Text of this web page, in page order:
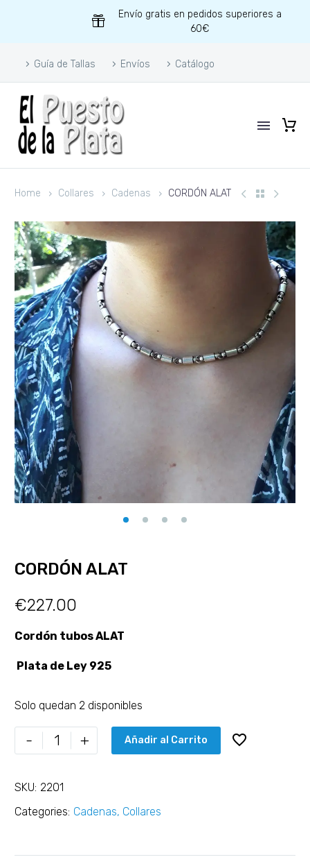
Envío gratis en pedidos superiores a
60€
Guía de Tallas Envíos Catálogo
Home Collares Cadenas CORDÓN ALAT
CORDÓN ALAT
€227.00
Cordón tubos ALAT
Plata de Ley 925
Solo quedan 2 disponibles
- + Añadir al Carrito
SKU: 2201
Categories: Cadenas, Collares